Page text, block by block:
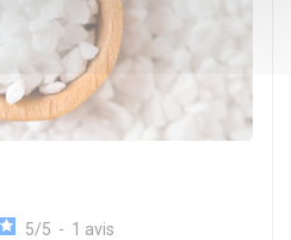
5/5 - 1 avis